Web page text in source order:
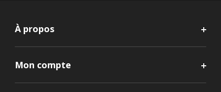
À propos
Mon compte